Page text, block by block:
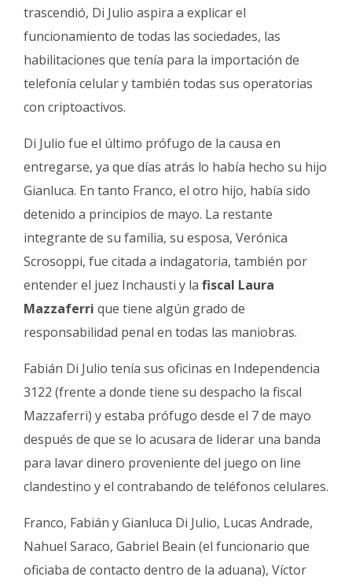
trascendió, Di Julio aspira a explicar el
funcionamiento de todas las sociedades, las
habilitaciones que tenía para la importación de
telefonía celular y también todas sus operatorias
con criptoactivos.
Di Julio fue el último prófugo de la causa en
entregarse, ya que días atrás lo había hecho su hijo
Gianluca. En tanto Franco, el otro hijo, había sido
detenido a principios de mayo. La restante
integrante de su familia, su esposa, Verónica
Scrosoppi, fue citada a indagatoria, también por
entender el juez Inchausti y la fiscal Laura
Mazzaferri que tiene algún grado de
responsabilidad penal en todas las maniobras.
Fabián Di Julio tenía sus oficinas en Independencia
3122 (frente a donde tiene su despacho la fiscal
Mazzaferri) y estaba prófugo desde el 7 de mayo
después de que se lo acusara de liderar una banda
para lavar dinero proveniente del juego on line
clandestino y el contrabando de teléfonos celulares.
Franco, Fabián y Gianluca Di Julio, Lucas Andrade,
Nahuel Saraco, Gabriel Beain (el funcionario que
oficiaba de contacto dentro de la aduana), Víctor